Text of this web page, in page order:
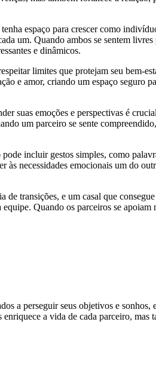
espaço para crescer como
um. Quando ambos se sentem
e dinâmicos.
limites que protejam seu bem-
e amor, criando um espaço seguro
suas emoções e perspectivas é
um parceiro se sente
incluir gestos simples, como
às necessidades emocionais um do
transições, e um casal que
Quando os parceiros se apoiam
a perseguir seus objetivos e sonhos,
a vida de cada parceiro, mas